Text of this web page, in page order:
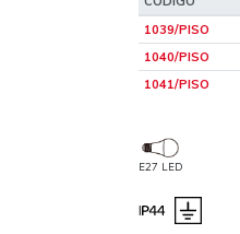
1039/PISO
1040/PISO
1041/PISO
E27 LED